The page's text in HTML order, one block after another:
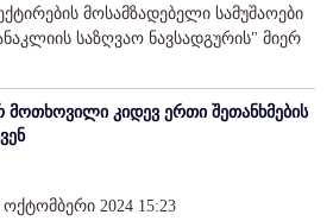
მოსამზადებელი სამუშაოები
საზღვაო ნავსადგურის" მიერ
მოთხოვილი კიდევ ერთი შეთანხმების
2024 15:23